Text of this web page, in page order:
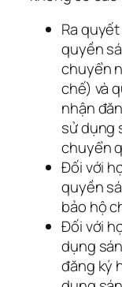
Ra
quyền
chuyển
chế) và
nhận
sử dụng
chuyển
Đối với
quyền
bảo hộ
Đối với
dụng
đăng ký